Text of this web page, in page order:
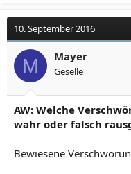
10. September 2016
M Mayer
Geselle
AW: Welche
wahr oder falsch
Bewiesene